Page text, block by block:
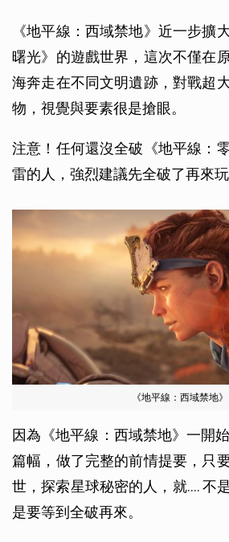
《地平線：西域禁地》近一步擴
曙光》的遊戲世界，這次不僅在
海奔走在不同文明遺跡，對戰超
物，視覺與要素很是搶眼。
注意！任何還沒全破《地平線：
雷的人，強烈建議先全破了再來玩
《地平線：西域禁地》
因為《地平線：西域禁地》一開
篇幅，做了完整的前情提要，只
世，探索星球秘密的人，就.... 不
是要等到全破再來。